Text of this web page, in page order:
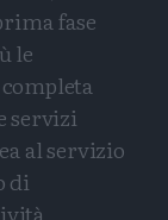
fase
le
servizi
al servizio
di